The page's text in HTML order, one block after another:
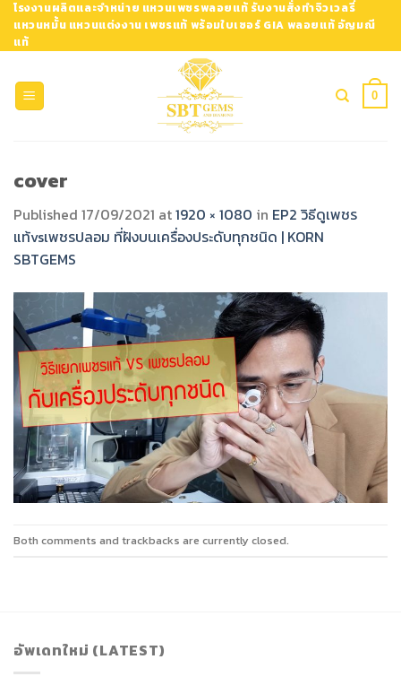
Skip
content
โรงงานผลิตและจำหน่าย แหวนเพชรพลอยแท้ รับงานสั่งทำจิวเวลรี่
แหวนหมั้น แหวนแต่งงาน เพชรแท้ พร้อมใบเซอร์ GIA พลอยแท้ อัญมณี
แท้
0
cover
Published 17/09/2021 at1920 × 1080 in EP2 วิธีดูเพชร
แท้vsเพชรปลอม ที่ฝังบนเครื่องประดับทุกชนิด | KORN
SBTGEMS
Both comments and trackbacks are currently closed.
อัพเดทใหม่ (LATEST)